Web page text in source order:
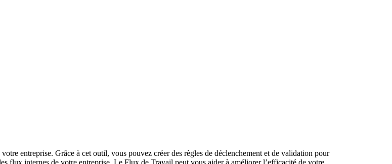
entreprise. Grâce à cet outil, vous pouvez créer des règles de déclenchement et de validation pour
flux internes de votre entreprise. Le Flux de Travail peut vous aider à améliorer l’efficacité de votre